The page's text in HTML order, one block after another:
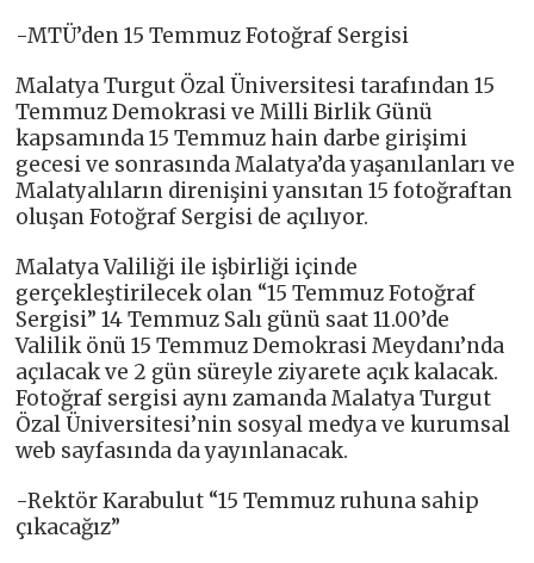
-MTÜ’den 15 Temmuz Fotoğraf Sergisi
Malatya Turgut Özal Üniversitesi tarafından 15
Temmuz Demokrasi ve Milli Birlik Günü
kapsamında 15 Temmuz hain darbe girişimi
gecesi ve sonrasında Malatya’da yaşanılanları ve
Malatyalıların direnişini yansıtan 15 fotoğraftan
oluşan Fotoğraf Sergisi de açılıyor.
Malatya Valiliği ile işbirliği içinde
gerçekleştirilecek olan “15 Temmuz Fotoğraf
Sergisi” 14 Temmuz Salı günü saat 11.00’de
Valilik önü 15 Temmuz Demokrasi Meydanı’nda
açılacak ve 2 gün süreyle ziyarete açık kalacak.
Fotoğraf sergisi aynı zamanda Malatya Turgut
Özal Üniversitesi’nin sosyal medya ve kurumsal
web sayfasında da yayınlanacak.
-Rektör Karabulut “15 Temmuz ruhuna sahip
çıkacağız”